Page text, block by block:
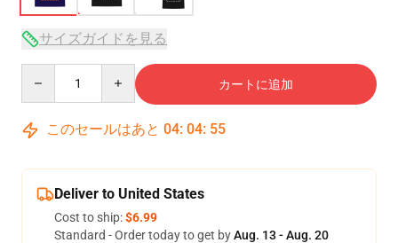
サイズガイドを見る
カートに追加
このセールはあと 04: 04: 54
Deliver to United States
Cost to ship:$6.99
Standard - Order today to get byAug. 13 - Aug. 20